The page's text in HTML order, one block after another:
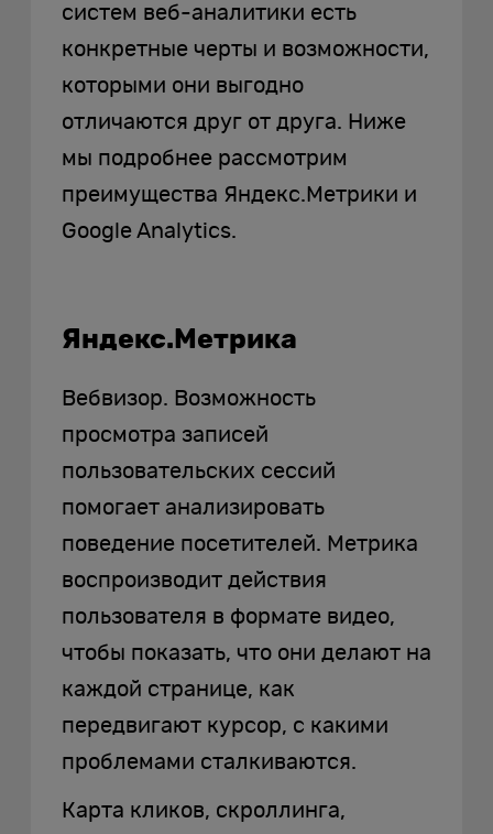
систем веб-аналитики есть
конкретные черты и возможности,
которыми они выгодно
отличаются друг от друга. Ниже
мы подробнее рассмотрим
преимущества Яндекс.Метрики и
Google Analytics.
Яндекс.Метрика
Вебвизор. Возможность
просмотра записей
пользовательских сессий
помогает анализировать
поведение посетителей. Метрика
воспроизводит действия
пользователя в формате видео,
чтобы показать, что они делают на
каждой странице, как
передвигают курсор, с какими
проблемами сталкиваются.
Карта кликов, скроллинга,